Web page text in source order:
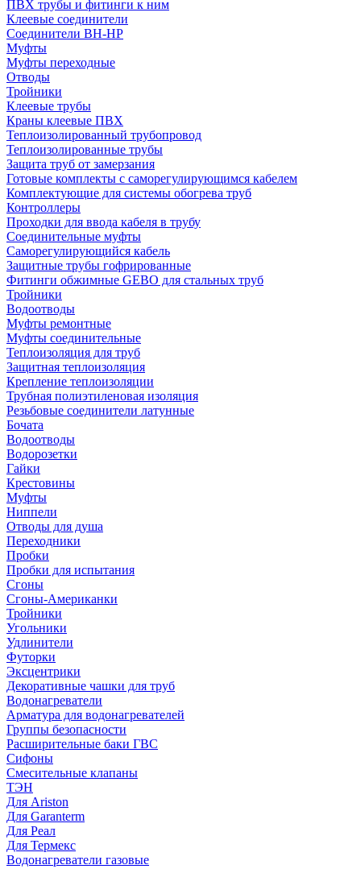
ПВХ трубы и фитинги к ним
Клеевые соединители
Соединители ВН-НР
Муфты
Муфты переходные
Отводы
Тройники
Клеевые трубы
Краны клеевые ПВХ
Теплоизолированный трубопровод
Теплоизолированные трубы
Защита труб от замерзания
Готовые комплекты с саморегулирующимся кабелем
Комплектующие для системы обогрева труб
Контроллеры
Проходки для ввода кабеля в трубу
Соединительные муфты
Саморегулирующийся кабель
Защитные трубы гофрированные
Фитинги обжимные GEBO для стальных труб
Тройники
Водоотводы
Муфты ремонтные
Муфты соединительные
Теплоизоляция для труб
Защитная теплоизоляция
Крепление теплоизоляции
Трубная полиэтиленовая изоляция
Резьбовые соединители латунные
Бочата
Водоотводы
Водорозетки
Гайки
Крестовины
Муфты
Ниппели
Отводы для душа
Переходники
Пробки
Пробки для испытания
Сгоны
Сгоны-Американки
Тройники
Угольники
Удлинители
Футорки
Эксцентрики
Декоративные чашки для труб
Водонагреватели
Арматура для водонагревателей
Группы безопасности
Расширительные баки ГВС
Сифоны
Смесительные клапаны
ТЭН
Для Ariston
Для Garanterm
Для Реал
Для Термекс
Водонагреватели газовые